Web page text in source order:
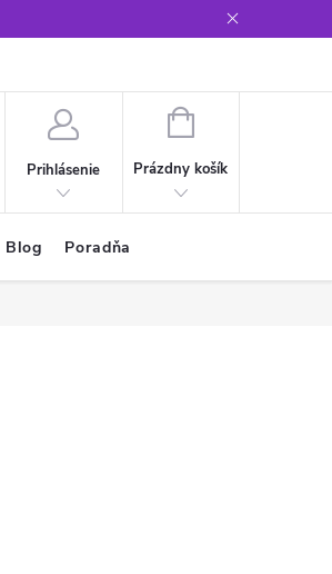
Prihlásenie
NÁKUPNÝ
Prázdny košík
Blog Poradňa